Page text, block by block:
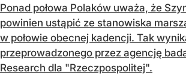
Ponad połowa Polaków uważa, że
powinien ustąpić ze stanowiska
w połowie obecnej kadencji. Tak
przeprowadzonego przez agencję
Research dla "Rzeczpospolitej".